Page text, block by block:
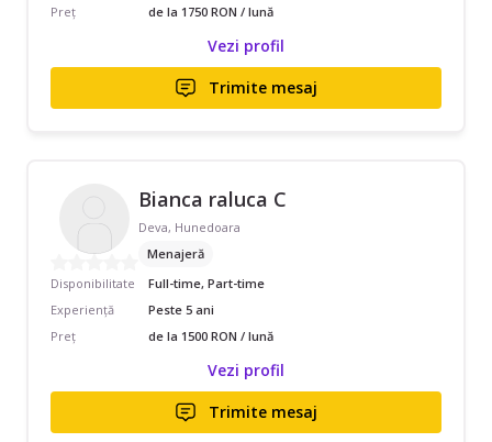
Preț
de la 1750 RON / lună
Vezi profil
Trimite mesaj
Bianca raluca C
Deva, Hunedoara
Menajeră
Disponibilitate
Full-time, Part-time
Experiență
Peste 5 ani
Preț
de la 1500 RON / lună
Vezi profil
Trimite mesaj